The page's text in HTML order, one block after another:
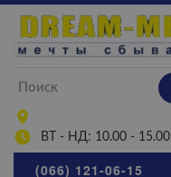
ВТ - НД: 10.00 - 15.00
(066) 121-06-15